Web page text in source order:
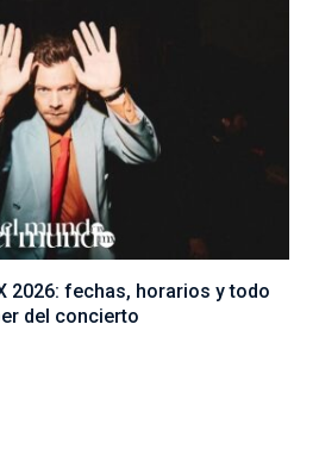
2026: fechas, horarios y todo
del concierto